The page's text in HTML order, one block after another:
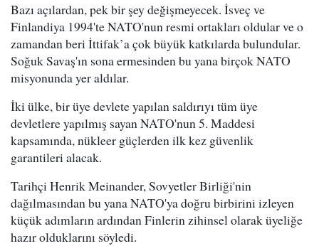
Bazı açılardan, pek bir şey değişmeyecek. İsveç ve
Finlandiya 1994'te NATO'nun resmi ortakları oldular ve o
zamandan beri İttifak’a çok büyük katkılarda bulundular.
Soğuk Savaş'ın sona ermesinden bu yana birçok NATO
misyonunda yer aldılar.
İki ülke, bir üye devlete yapılan saldırıyı tüm üye
devletlere yapılmış sayan NATO'nun 5. Maddesi
kapsamında, nükleer güçlerden ilk kez güvenlik
garantileri alacak.
Tarihçi Henrik Meinander, Sovyetler Birliği'nin
dağılmasından bu yana NATO'ya doğru birbirini izleyen
küçük adımların ardından Finlerin zihinsel olarak üyeliğe
hazır olduklarını söyledi.